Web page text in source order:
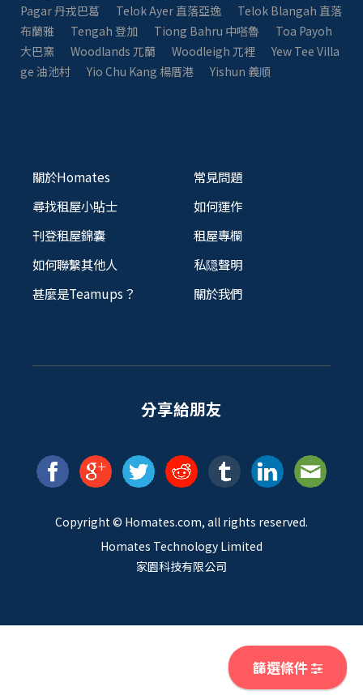
篩選條件
Pagar 丹戎巴葛
Telok Ayer 直落亞逸
Telok Blangah 直落
布蘭雅
Tengah 登加 Tiong Bahru 中嗒魯
Toa Payoh
大巴窯
Woodlands 兀蘭 Woodleigh 兀裡
Yew Tee Villa
ge 油池村
Yio Chu Kang 楊厝港 Yishun 義順
關於Homates
尋找租屋小貼士
刊登租屋錦囊
如何聯繫其他人
甚麼是Teamups？
常見問題
如何運作
租屋專欄
私隠聲明
關於我們
分享給朋友
Copyright © Homates.com, all rights reserved.
Homates Technology Limited
家園科技有限公司